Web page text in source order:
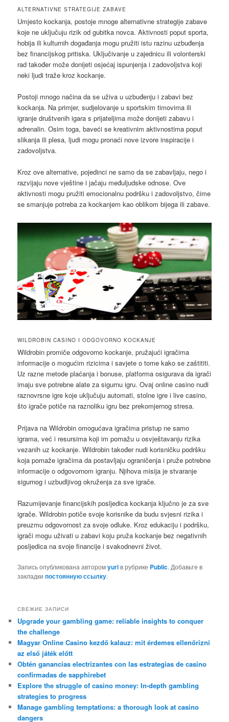
ALTERNATIVNE STRATEGIJE ZABAVE
Umjesto kockanja, postoje mnoge alternativne strategije zabave
koje ne uključuju rizik od gubitka novca. Aktivnosti poput sporta,
hobija ili kulturnih događanja mogu pružiti istu razinu uzbuđenja
bez financijskog pritiska. Uključivanje u zajednicu ili volonterski
rad također može donijeti osjećaj ispunjenja i zadovoljstva koji
neki ljudi traže kroz kockanje.
Postoji mnogo načina da se uživa u uzbuđenju i zabavi bez
kockanja. Na primjer, sudjelovanje u sportskim timovima ili
igranje društvenih igara s prijateljima može donijeti zabavu i
adrenalin. Osim toga, baveći se kreativnim aktivnostima poput
slikanja ili plesa, ljudi mogu pronaći nove izvore inspiracije i
zadovoljstva.
Kroz ove alternative, pojedinci ne samo da se zabavljaju, nego i
razvijaju nove vještine i jačaju međuljudske odnose. Ove
aktivnosti mogu pružiti emocionalnu podršku i zadovoljstvo, čime
se smanjuje potreba za kockanjem kao oblikom bijega ili zabave.
WILDROBIN CASINO I ODGOVORNO KOCKANJE
Wildrobin promiče odgovorno kockanje, pružajući igračima
informacije o mogućim rizicima i savjete o tome kako se zaštititi.
Uz razne metode plaćanja i bonuse, platforma osigurava da igrači
imaju sve potrebne alate za sigurnu igru. Ovaj online casino nudi
raznovrsne igre koje uključuju automati, stolne igre i live casino,
što igrače potiče na raznoliku igru bez prekomjernog stresa.
Prijava na Wildrobin omogućava igračima pristup ne samo
igrama, već i resursima koji im pomažu u osvještavanju rizika
vezanih uz kockanje. Wildrobin također nudi korisničku podršku
koja pomaže igračima da postavljaju ograničenja i pruže potrebne
informacije o odgovornom igranju. Njihova misija je stvaranje
sigurnog i uzbudljivog okruženja za sve igrače.
Razumijevanje financijskih posljedica kockanja ključno je za sve
igrače. Wildrobin potiče svoje korisnike da budu svjesni rizika i
preuzmu odgovornost za svoje odluke. Kroz edukaciju i podršku,
igrači mogu uživati u zabavi koju pruža kockanje bez negativnih
posljedica na svoje financije i svakodnevni život.
Запись опубликована авторомyuriв рубрике Public. Добавьте в
закладкипостоянную ссылку.
СВЕЖИЕ ЗАПИСИ
Upgrade your gambling game: reliable insights to conquer
the challenge
Magyar Online Casino kezdő kalauz: mit érdemes ellenőrizni
az első játék előtt
Obtén ganancias electrizantes con las estrategias de casino
confirmadas de sapphirebet
Explore the struggle of casino money: In-depth gambling
strategies to progress
Manage gambling temptations: a thorough look at casino
dangers